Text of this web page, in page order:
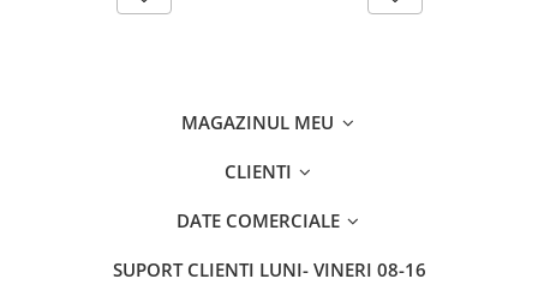
MAGAZINUL MEU
CLIENTI
DATE COMERCIALE
SUPORT CLIENTI LUNI- VINERI 08-16